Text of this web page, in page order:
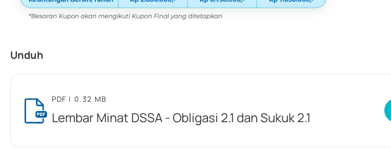
Unduh
PDF | 0.32 MB
Lembar Minat DSSA - Obligasi 2.1 dan Sukuk 2.1